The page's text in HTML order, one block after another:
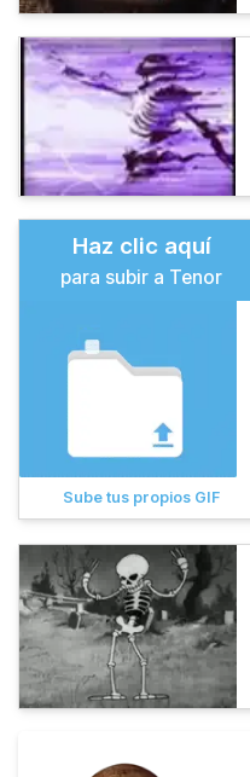
Haz clic aquí
para subir a Tenor
Sube tus propios GIF